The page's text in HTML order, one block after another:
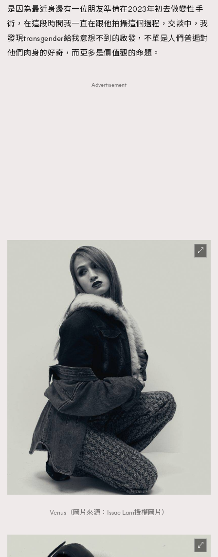
是因為最近身邊有一位朋友準備在2023年初去做變性手
術，在這段時間我一直在跟他拍攝這個過程，交談中，我
發現transgender給我意想不到的啟發，不單是人們普遍對
他們肉身的好奇，而更多是價值觀的命題。
Advertisement
Venus（圖片來源：Issac Lam授權圖片）